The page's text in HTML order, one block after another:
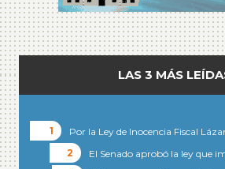
LAS 3 MÁS
Por la Ley de Inocencia Fiscal
El Senado aprobó la ley que